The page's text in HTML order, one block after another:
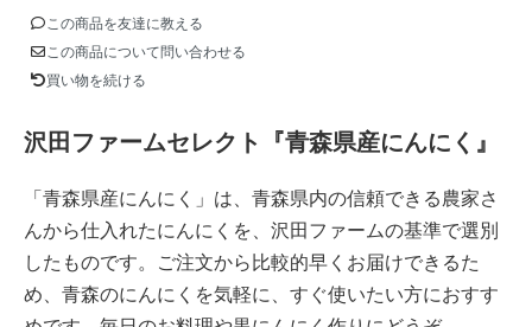
この商品を友達に教える
この商品について問い合わせる
買い物を続ける
沢田ファームセレクト『青森県産にんにく』
「青森県産にんにく」は、青森県内の信頼できる農家さ
んから仕入れたにんにくを、沢田ファームの基準で選別
したものです。ご注文から比較的早くお届けできるた
め、青森のにんにくを気軽に、すぐ使いたい方におすす